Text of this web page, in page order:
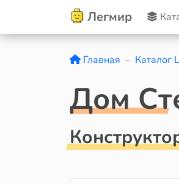
Легмир
Главная Каталог
Дом